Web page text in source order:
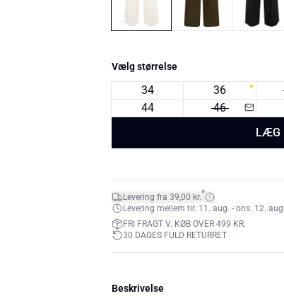
Vælg størrelse
34 36
44
46
LÆG
Levering fra 39,00 kr.*
Levering mellem tir. 11. aug. - ons. 12. aug.
FRI FRAGT V. KØB OVER 499 KR.
30 DAGES FULD RETURRET
Beskrivelse